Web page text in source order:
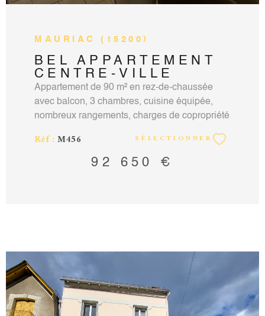
MAURIAC (15200)
BEL APPARTEMENT
CENTRE-VILLE
Appartement de 90 m² en rez-de-chaussée
avec balcon, 3 chambres, cuisine équipée,
nombreux rangements, charges de copropriété
eau froide, chauffage au sol électrique
compris). Taxe foncière 2000 €. Une place de
honoraires charges vendeur sur notre site
accord-immobilier15.com.
Réf : M456 SÉLECTIONNER
92 650 €